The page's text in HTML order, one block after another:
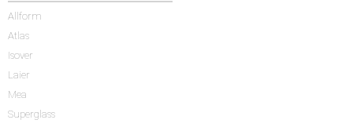
Allform
Atlas
Isover
Laier
Mea
Superglass